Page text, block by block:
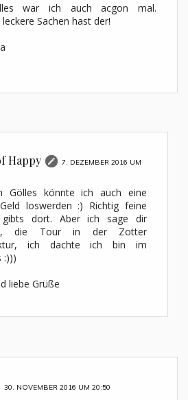
war ich auch acgon mal.
Sachen hast der!
Happy
7. DEZEMBER 2016 UM
Gölles könnte ich auch eine
loswerden :) Richtig feine
gibts dort. Aber ich sage dir
die Tour in der Zotter
ich dachte ich bin im
:)))
liebe Grüße
30. NOVEMBER 2016 UM 20:50